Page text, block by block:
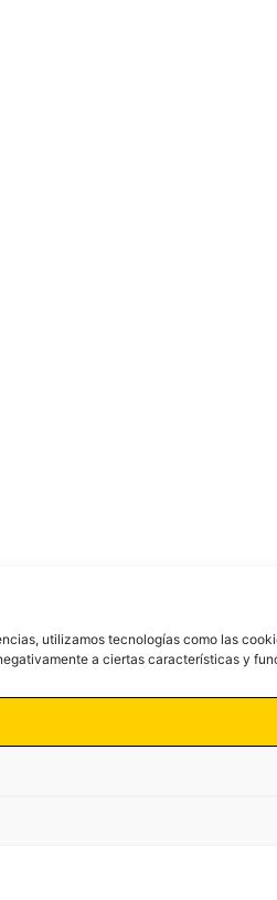
utilizamos tecnologías como las
a ciertas características y